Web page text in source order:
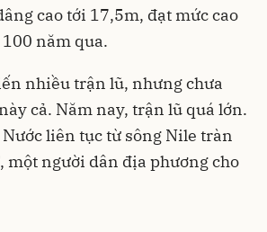
cao tới 17,5m, đạt mức cao
năm qua.
nhiều trận lũ, nhưng chưa
cả. Năm nay, trận lũ quá lớn.
Nước liên tục từ sông Nile tràn
một người dân địa phương cho